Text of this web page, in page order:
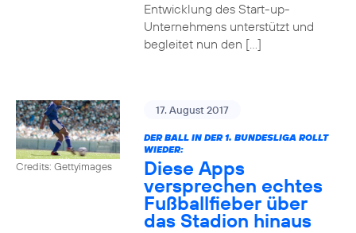
Entwicklung des Start-up-
Unternehmens unterstützt und
begleitet nun den […]
Credits: Gettyimages
17. August 2017
DER BALL IN DER 1. BUNDESLIGA ROLLT
WIEDER:
Diese Apps
versprechen echtes
Fußballfieber über
das Stadion hinaus